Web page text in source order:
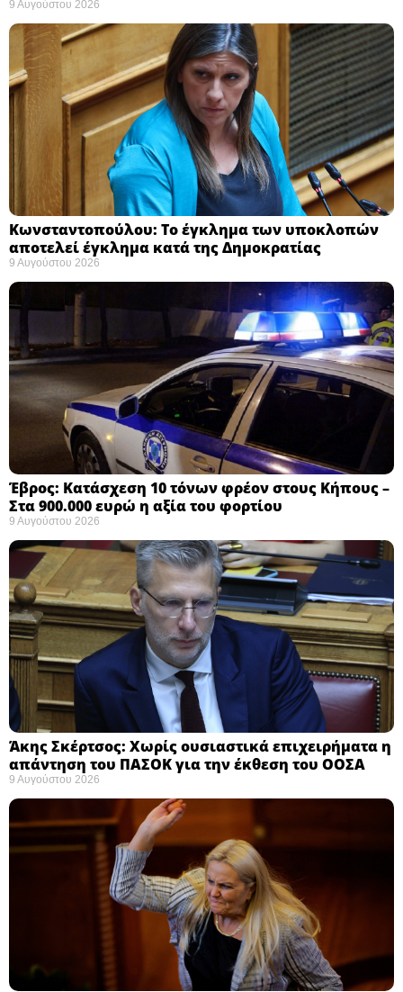
9 Αυγούστου 2026
Κωνσταντοπούλου: Το έγκλημα των υποκλοπών
αποτελεί έγκλημα κατά της Δημοκρατίας ​
9 Αυγούστου 2026
Έβρος: Κατάσχεση 10 τόνων φρέον στους Κήπους –
Στα 900.000 ευρώ η αξία του φορτίου ​
9 Αυγούστου 2026
Άκης Σκέρτσος: Χωρίς ουσιαστικά επιχειρήματα η
απάντηση του ΠΑΣΟΚ για την έκθεση του ΟΟΣΑ ​
9 Αυγούστου 2026